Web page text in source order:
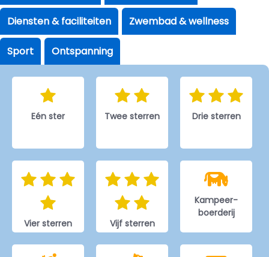
Eén ster Twee sterren Drie sterren
Vier sterren Vijf sterren
Kampeer-
boerderij
Diensten & faciliteiten Zwembad & wellness
Sport Ontspanning